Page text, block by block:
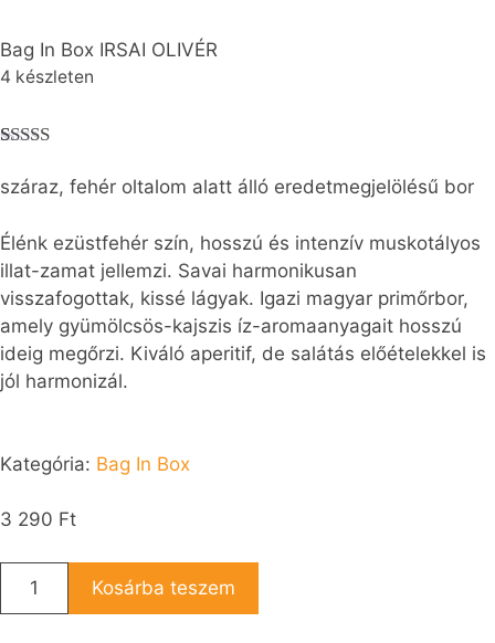
Bag In Box IRSAI OLIVÉR
4 készleten
5.00az 5-
ből,
alapján
száraz, fehér oltalom alatt álló eredetmegjelölésű bor
Élénk ezüstfehér szín, hosszú és intenzív muskotályos
illat-zamat jellemzi. Savai harmonikusan
visszafogottak, kissé lágyak. Igazi magyar primőrbor,
amely gyümölcsös-kajszis íz-aromaanyagait hosszú
ideig megőrzi. Kiváló aperitif, de salátás előételekkel is
jól harmonizál.
Kategória: Bag In Box
3 290 Ft
Kosárba teszem